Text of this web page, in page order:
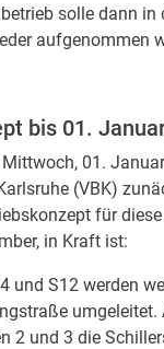
solle dann in
aufgenommen
bis 01.
01.
(VBK)
für
in Kraft ist:
und S12 werden
umgeleitet.
2 und 3 die